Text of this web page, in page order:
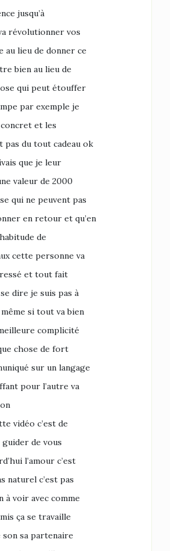
jusqu’à
révolutionner vos
au lieu de donner ce
bien au lieu de
qui peut étouffer
par exemple je
et les
pas du tout cadeau ok
que je leur
valeur de 2000
qui ne peuvent pas
en retour et qu’en
de
cette personne va
et tout fait
dire je suis pas à
si tout va bien
complicité
chose de fort
sur un langage
pour l’autre va
vidéo c’est de
de vous
l’amour c’est
naturel c’est pas
à voir avec comme
ça se travaille
sa partenaire